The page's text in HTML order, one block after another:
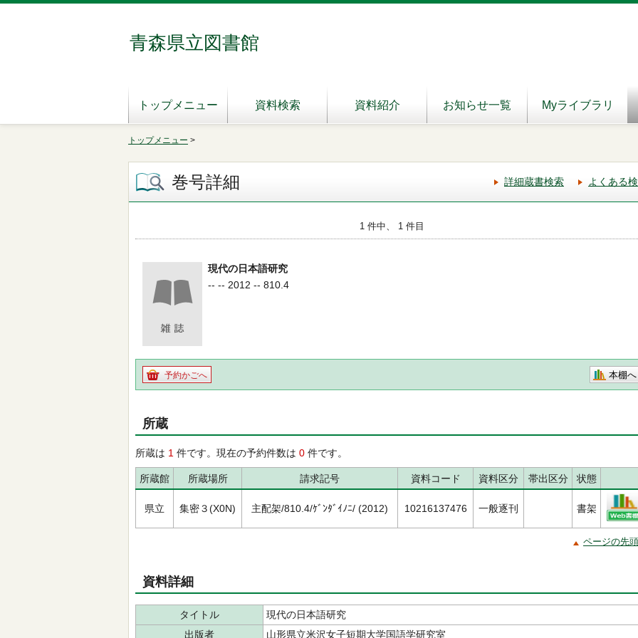
青森県立図書館
トップメニュー 資料検索 資料紹介 お知らせ一覧 Myライブラリ
トップメニュー >
巻号詳細 詳細蔵書検索 よくある
1 件中、 1 件目
現代の日本語研究
-- -- 2012 -- 810.4
予約かごへ 本棚へ
所蔵
所蔵は 1 件です。現在の予約件数は 0 件です。
所蔵館 所蔵場所 請求記号 資料コード 資料区分 帯出区分 状態
県立 集密３(X0N) 主配架/810.4/ｹﾞﾝﾀﾞｲﾉﾆ/ (2012) 10216137476 一般逐刊 書架
ページの先
資料詳細
タイトル
現代の日本語研究
出版者
山形県立米沢女子短期大学国語学研究室